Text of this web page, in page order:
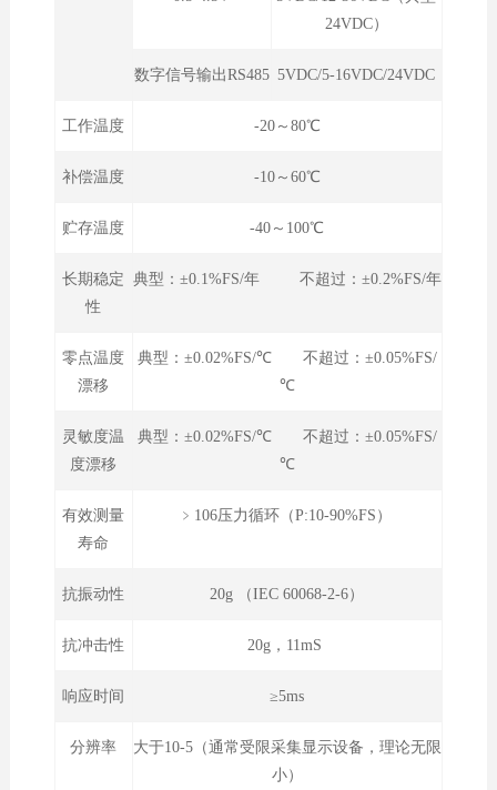
24VDC）
数字信号输出RS485 5VDC/5-16VDC/24VDC
工作温度 -20～80℃
补偿温度 -10～60℃
贮存温度 -40～100℃
长期稳定
性
典型：±0.1%FS/年 不超过：±0.2%FS/年
零点温度
漂移
典型：±0.02%FS/℃ 不超过：±0.05%FS/
℃
灵敏度温
度漂移
典型：±0.02%FS/℃ 不超过：±0.05%FS/
℃
有效测量
寿命
﹥106压力循环（P:10-90%FS）
抗振动性 20g （IEC 60068-2-6）
抗冲击性 20g，11mS
响应时间 ≥5ms
分辨率
大于10-5（通常受限采集显示设备，理论无限
小）